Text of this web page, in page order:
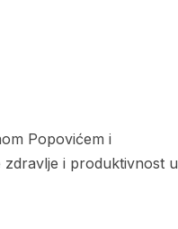
zdravlje i produktivnost u